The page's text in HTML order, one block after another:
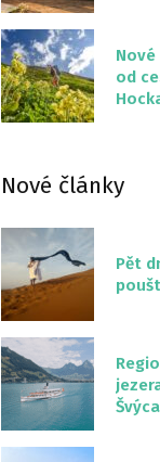
od
Nové články
Pět